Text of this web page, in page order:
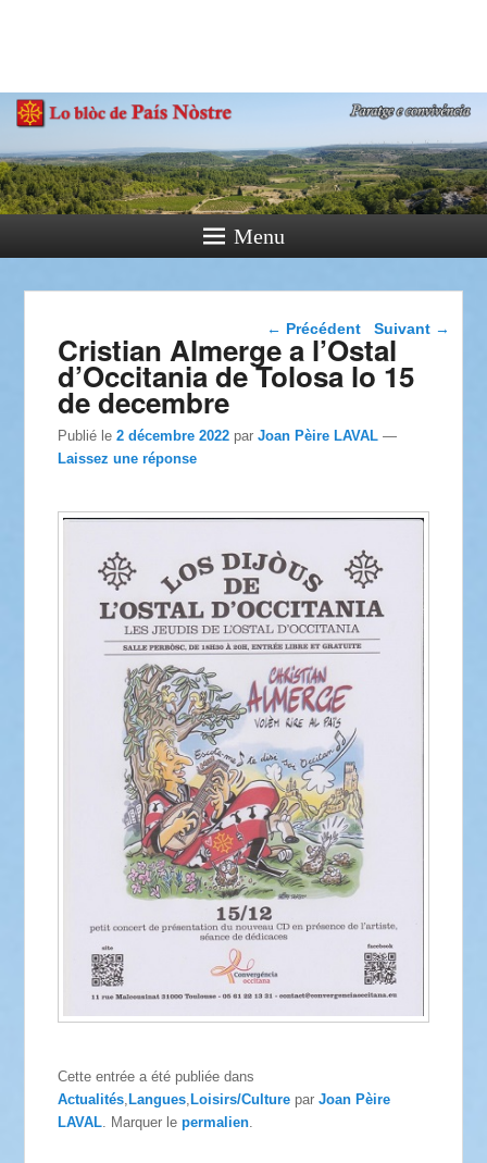
Paratge e Convivència
Menu
Navigation dans les
articles
← Précédent Suivant →
Cristian Almerge a l’Ostal
d’Occitania de Tolosa lo 15
de decembre
Publié le2 décembre 2022 parJoan Pèire LAVAL —
Laissez une réponse
Cette entrée a été publiée dans
Actualités Langues Loisirs/Culture parJoan Pèire
LAVAL . Marquer lepermalien